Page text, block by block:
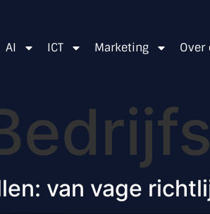
AI ICT Marketing Over
van vage